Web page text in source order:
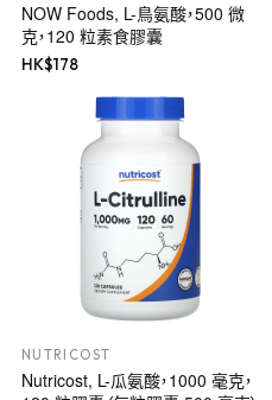
NOW Foods, L-鳥氨酸，500 微
克，120 粒素食膠囊
HK$178
NUTRICOST
Nutricost, L-瓜氨酸，1000 毫克，